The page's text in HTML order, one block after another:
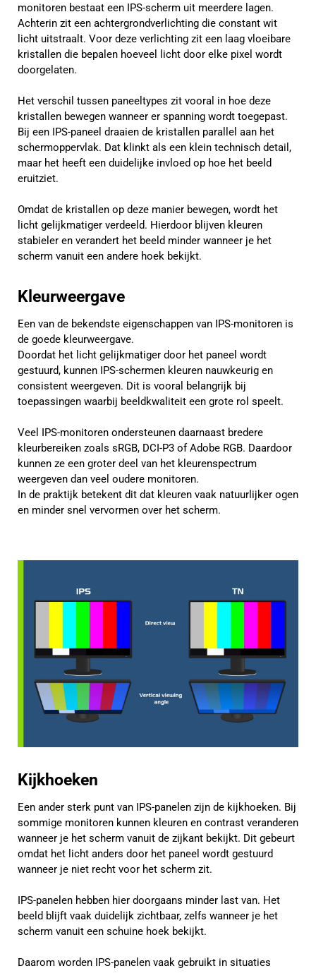
monitoren bestaat een IPS-scherm uit meerdere lagen.
Achterin zit een achtergrondverlichting die constant wit
licht uitstraalt. Voor deze verlichting zit een laag vloeibare
kristallen die bepalen hoeveel licht door elke pixel wordt
doorgelaten.
Het verschil tussen paneeltypes zit vooral in hoe deze
kristallen bewegen wanneer er spanning wordt toegepast.
Bij een IPS-paneel draaien de kristallen parallel aan het
schermoppervlak. Dat klinkt als een klein technisch detail,
maar het heeft een duidelijke invloed op hoe het beeld
eruitziet.
Omdat de kristallen op deze manier bewegen, wordt het
licht gelijkmatiger verdeeld. Hierdoor blijven kleuren
stabieler en verandert het beeld minder wanneer je het
scherm vanuit een andere hoek bekijkt.
Kleurweergave
Een van de bekendste eigenschappen van IPS-monitoren is
de goede kleurweergave.
Doordat het licht gelijkmatiger door het paneel wordt
gestuurd, kunnen IPS-schermen kleuren nauwkeurig en
consistent weergeven. Dit is vooral belangrijk bij
toepassingen waarbij beeldkwaliteit een grote rol speelt.
Veel IPS-monitoren ondersteunen daarnaast bredere
kleurbereiken zoals sRGB, DCI-P3 of Adobe RGB. Daardoor
kunnen ze een groter deel van het kleurenspectrum
weergeven dan veel oudere monitoren.
In de praktijk betekent dit dat kleuren vaak natuurlijker ogen
en minder snel vervormen over het scherm.
Kijkhoeken
Een ander sterk punt van IPS-panelen zijn de kijkhoeken. Bij
sommige monitoren kunnen kleuren en contrast veranderen
wanneer je het scherm vanuit de zijkant bekijkt. Dit gebeurt
omdat het licht anders door het paneel wordt gestuurd
wanneer je niet recht voor het scherm zit.
IPS-panelen hebben hier doorgaans minder last van. Het
beeld blijft vaak duidelijk zichtbaar, zelfs wanneer je het
scherm vanuit een schuine hoek bekijkt.
Daarom worden IPS-panelen vaak gebruikt in situaties